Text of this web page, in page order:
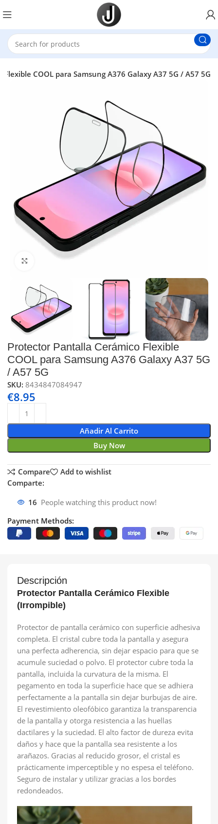
COOL para Samsung A376 Galaxy A37 5G / A57 5G
Protector Pantalla Cerámico Flexible
COOL para Samsung A376 Galaxy A37 5G
/ A57 5G
SKU:8434847084947
€8.95
Añadir Al Carrito
Buy Now
Compare
Add to wishlist
Comparte:
16 People watching this product now!
Payment Methods:
Descripción
Protector Pantalla Cerámico Flexible
(Irrompible)
Protector de pantalla cerámico con superficie adhesiva
completa. El cristal cubre toda la pantalla y asegura
una perfecta adherencia, sin dejar espacio para que se
acumule suciedad o polvo. El protector cubre toda la
pantalla, incluida la curvatura de la misma. El
pegamento en toda la superficie hace que se adhiera
perfectamente a la pantalla sin dejar burbujas de aire.
El revestimiento oleofóbico garantiza la transparencia
de la pantalla y otorga resistencia a las huellas
dactilares y la suciedad. El alto factor de dureza evita
daños y hace que la pantalla sea resistente a los
arañazos. Gracias al reducido grosor, el cristal es
prácticamente imperceptible y no espesa el teléfono.
Seguro de instalar y utilizar gracias a los bordes
redondeados.